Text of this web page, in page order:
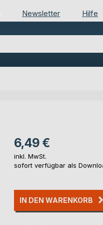
Newsletter Hilfe
6,49 €
inkl. MwSt.
sofort verfügbar als
IN DEN WARENKORB